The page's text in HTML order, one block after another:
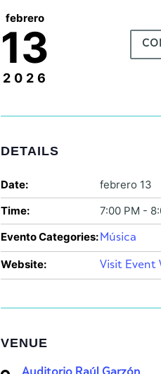
febrero
13
2026
DETAILS
Date:
febrero 13
Time:
7:00 PM -
Evento Categories: Música
Website: Visit Event
VENUE